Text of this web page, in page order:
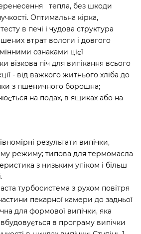
тепла, без шкоди
Оптимальна кірка,
в печі і чудова структура
втрат вологи і довгого
ознаками цієї
візкова піч для випікання всього
- від важкого житнього хліба до
з пшеничного борошна;
на подах, в ящиках або на
результати випічки,
режиму; типова для термомасла
з низьким упіком і більш
турбосистема з рухом повітря
пекарної камери до задньої
для формової випічки, яка
в програму випічки